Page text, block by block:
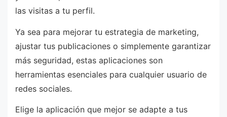
las visitas a tu perfil.
Ya sea para mejorar tu estrategia de marketing,
ajustar tus publicaciones o simplemente garantizar
más seguridad, estas aplicaciones son
herramientas esenciales para cualquier usuario de
redes sociales.
Elige la aplicación que mejor se adapte a tus